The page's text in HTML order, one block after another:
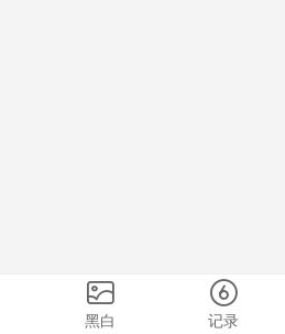
黑白 记录